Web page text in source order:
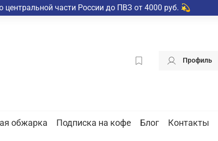
центральной части России до ПВЗ от 4000 руб. 💫
Профиль
обжарка Подписка на кофе Блог Контакты